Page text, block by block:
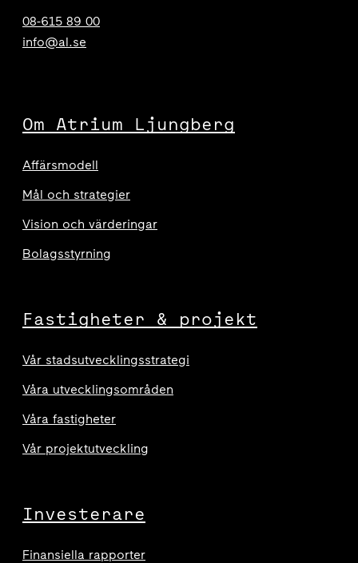
08-615 89 00
info@al.se
Om Atrium Ljungberg
Affärsmodell
Mål och strategier
Vision och värderingar
Bolagsstyrning
Fastigheter & projekt
Vår stadsutvecklingsstrategi
Våra utvecklingsområden
Våra fastigheter
Vår projektutveckling
Investerare
Finansiella rapporter